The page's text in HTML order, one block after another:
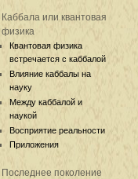
Каббала или квантовая
физика
Квантовая физика
встречается с каббалой
Влияние каббалы на
науку
Между каббалой и
наукой
Восприятие реальности
Приложения
Последнее поколение